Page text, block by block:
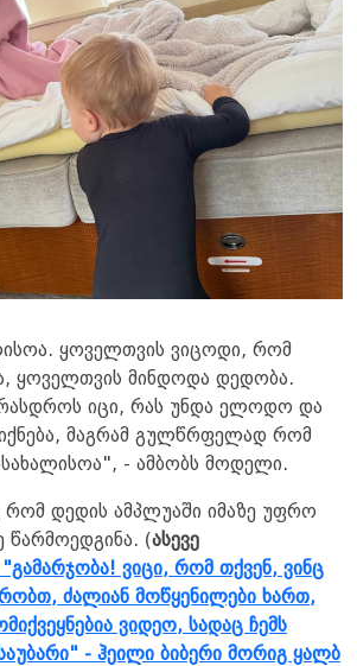
ყოველთვის ვიცოდი, რომ
ყოველთვის მინდოდა დედობა.
იცი, რას უნდა ელოდო და
მაგრამ გულწრფელად რომ
სახალისოა", - ამბობს მოდელი.
რომ დედის ამპლუაში იმაზე უფრო
წარმოედგინა. (ასევე
"გამარჯობა! ვიცი, რომ თქვენ, ვინც
ძალიან მოწყენილები ხართ,
ვიდეო, სადაც ჩემს
- ჰეილი ბიბერი მორიგ ყალბ